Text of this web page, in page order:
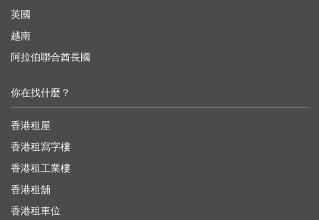
英國
越南
阿拉伯聯合酋長國
你在找什麼？
香港租屋
香港租寫字樓
香港租工業樓
香港租舖
香港租車位